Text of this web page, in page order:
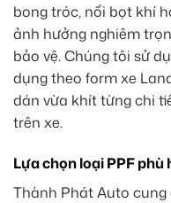
bong tróc, nổi bọt khí
ảnh hưởng nghiêm
bảo vệ. Chúng tôi sử
dụng theo form xe
dán vừa khít từng chi
trên xe.
Lựa chọn loại PPF
Thành Phát Auto